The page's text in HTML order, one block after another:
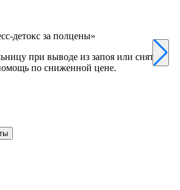
детокс за полцены»
при выводе из запоя или снятии
по сниженной цене.